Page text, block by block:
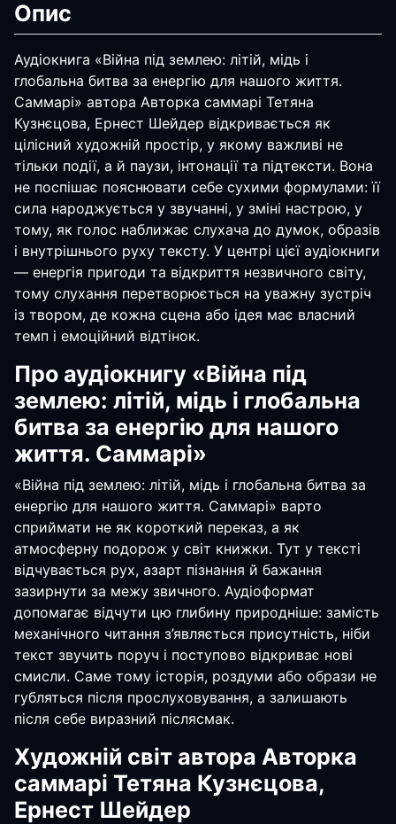
Опис
Аудіокнига «Війна під землею: літій, мідь і
глобальна битва за енергію для нашого життя.
Саммарі» автора Авторка саммарі Тетяна
Кузнєцова, Ернест Шейдер відкривається як
цілісний художній простір, у якому важливі не
тільки події, а й паузи, інтонації та підтексти. Вона
не поспішає пояснювати себе сухими формулами: її
сила народжується у звучанні, у зміні настрою, у
тому, як голос наближає слухача до думок, образів
і внутрішнього руху тексту. У центрі цієї аудіокниги
— енергія пригоди та відкриття незвичного світу,
тому слухання перетворюється на уважну зустріч
із твором, де кожна сцена або ідея має власний
темп і емоційний відтінок.
Про аудіокнигу «Війна під
землею: літій, мідь і глобальна
битва за енергію для нашого
життя. Саммарі»
«Війна під землею: літій, мідь і глобальна битва за
енергію для нашого життя. Саммарі» варто
сприймати не як короткий переказ, а як
атмосферну подорож у світ книжки. Тут у тексті
відчувається рух, азарт пізнання й бажання
зазирнути за межу звичного. Аудіоформат
допомагає відчути цю глибину природніше: замість
механічного читання з’являється присутність, ніби
текст звучить поруч і поступово відкриває нові
смисли. Саме тому історія, роздуми або образи не
губляться після прослуховування, а залишають
після себе виразний післясмак.
Художній світ автора Авторка
саммарі Тетяна Кузнєцова,
Ернест Шейдер